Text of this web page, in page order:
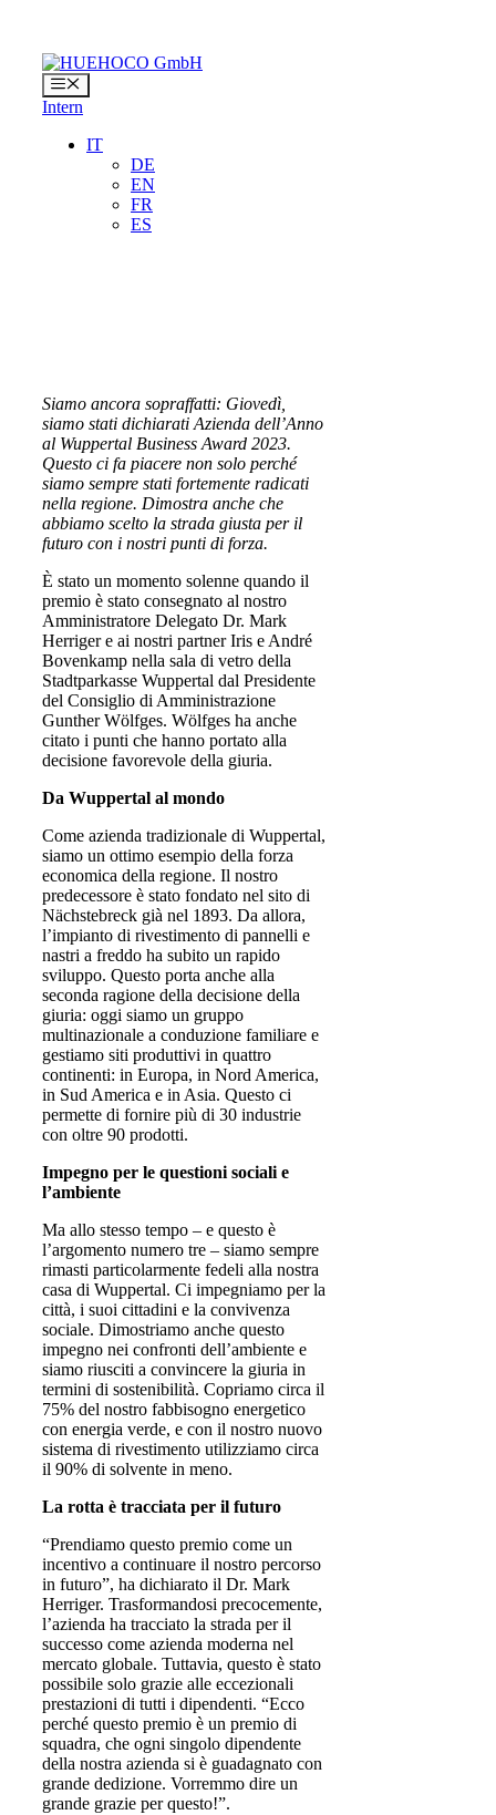
contenuto
Menu
Intern
IT
DE
EN
FR
ES
Siamo ancora sopraffatti: Giovedì,
siamo stati dichiarati Azienda dell’Anno
al Wuppertal Business Award 2023.
Questo ci fa piacere non solo perché
siamo sempre stati fortemente radicati
nella regione. Dimostra anche che
abbiamo scelto la strada giusta per il
futuro con i nostri punti di forza.
È stato un momento solenne quando il
premio è stato consegnato al nostro
Amministratore Delegato Dr. Mark
Herriger e ai nostri partner Iris e André
Bovenkamp nella sala di vetro della
Stadtparkasse Wuppertal dal Presidente
del Consiglio di Amministrazione
Gunther Wölfges. Wölfges ha anche
citato i punti che hanno portato alla
decisione favorevole della giuria.
Da Wuppertal al mondo
Come azienda tradizionale di Wuppertal,
siamo un ottimo esempio della forza
economica della regione. Il nostro
predecessore è stato fondato nel sito di
Nächstebreck già nel 1893. Da allora,
l’impianto di rivestimento di pannelli e
nastri a freddo ha subito un rapido
sviluppo. Questo porta anche alla
seconda ragione della decisione della
giuria: oggi siamo un gruppo
multinazionale a conduzione familiare e
gestiamo siti produttivi in quattro
continenti: in Europa, in Nord America,
in Sud America e in Asia. Questo ci
permette di fornire più di 30 industrie
con oltre 90 prodotti.
Impegno per le questioni sociali e
l’ambiente
Ma allo stesso tempo – e questo è
l’argomento numero tre – siamo sempre
rimasti particolarmente fedeli alla nostra
casa di Wuppertal. Ci impegniamo per la
città, i suoi cittadini e la convivenza
sociale. Dimostriamo anche questo
impegno nei confronti dell’ambiente e
siamo riusciti a convincere la giuria in
termini di sostenibilità. Copriamo circa il
75% del nostro fabbisogno energetico
con energia verde, e con il nostro nuovo
sistema di rivestimento utilizziamo circa
il 90% di solvente in meno.
La rotta è tracciata per il futuro
“Prendiamo questo premio come un
incentivo a continuare il nostro percorso
in futuro”, ha dichiarato il Dr. Mark
Herriger. Trasformandosi precocemente,
l’azienda ha tracciato la strada per il
successo come azienda moderna nel
mercato globale. Tuttavia, questo è stato
possibile solo grazie alle eccezionali
prestazioni di tutti i dipendenti. “Ecco
perché questo premio è un premio di
squadra, che ogni singolo dipendente
della nostra azienda si è guadagnato con
grande dedizione. Vorremmo dire un
grande grazie per questo!”.